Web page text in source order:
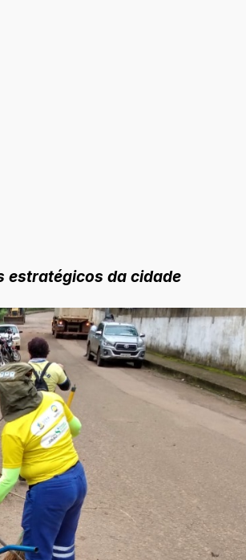
estratégicos da cidade